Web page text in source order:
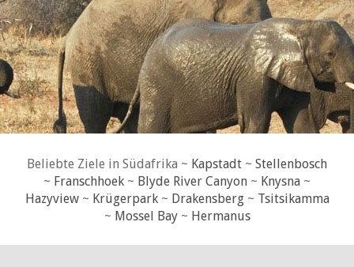
Beliebte Ziele in Südafrika ~ Kapstadt ~ Stellenbosch
~ Franschhoek ~ Blyde River Canyon ~ Knysna ~
Hazyview~ Krügerpark~ Drakensberg~ Tsitsikamma
~ Mossel Bay~ Hermanus